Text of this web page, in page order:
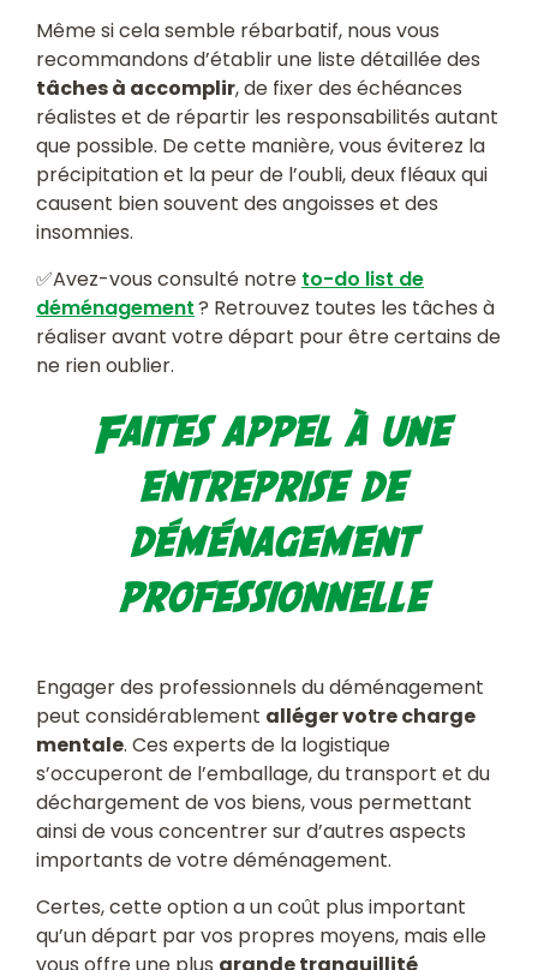
Même si cela semble rébarbatif, nous vous
recommandons d’établir une liste détaillée des
tâches à accomplir, de fixer des échéances
réalistes et de répartir les responsabilités autant
que possible. De cette manière, vous éviterez la
précipitation et la peur de l’oubli, deux fléaux qui
causent bien souvent des angoisses et des
insomnies.
✅Avez-vous consulté notre to-do list de
déménagement? Retrouvez toutes les tâches à
réaliser avant votre départ pour être certains de
ne rien oublier.
Faites appel à une
entreprise de
déménagement
professionnelle
Engager des professionnels du déménagement
peut considérablement alléger votre charge
mentale. Ces experts de la logistique
s’occuperont de l’emballage, du transport et du
déchargement de vos biens, vous permettant
ainsi de vous concentrer sur d’autres aspects
importants de votre déménagement.
Certes, cette option a un coût plus important
qu’un départ par vos propres moyens, mais elle